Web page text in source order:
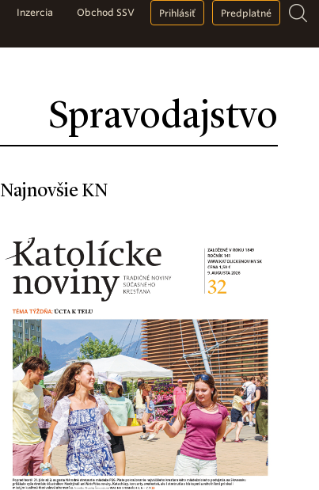
Spravodajstvo
Inzercia Obchod SSV Prihlásiť Predplatné
Najnovšie KN